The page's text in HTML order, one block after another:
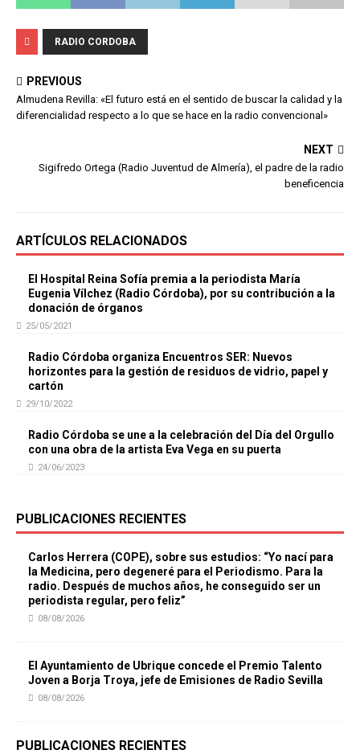
RADIO CORDOBA
PREVIOUS
Almudena Revilla: «El futuro está en el sentido de buscar la calidad y la
diferencialidad respecto a lo que se hace en la radio convencional»
NEXT
Sigifredo Ortega (Radio Juventud de Almería), el padre de la radio
beneficencia
ARTÍCULOS RELACIONADOS
El Hospital Reina Sofía premia a la periodista María
Eugenia Vílchez (Radio Córdoba), por su contribución a la
donación de órganos
25/05/2021
Radio Córdoba organiza Encuentros SER: Nuevos
horizontes para la gestión de residuos de vidrio, papel y
cartón
29/10/2022
Radio Córdoba se une a la celebración del Día del Orgullo
con una obra de la artista Eva Vega en su puerta
24/06/2023
PUBLICACIONES RECIENTES
Carlos Herrera (COPE), sobre sus estudios: “Yo nací para
la Medicina, pero degeneré para el Periodismo. Para la
radio. Después de muchos años, he conseguido ser un
periodista regular, pero feliz”
08/08/2026
El Ayuntamiento de Ubrique concede el Premio Talento
Joven a Borja Troya, jefe de Emisiones de Radio Sevilla
08/08/2026
PUBLICACIONES RECIENTES